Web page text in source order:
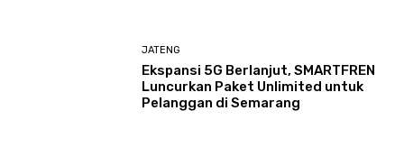
JATENG
Ekspansi 5G Berlanjut, SMARTFREN
Luncurkan Paket Unlimited untuk
Pelanggan di Semarang